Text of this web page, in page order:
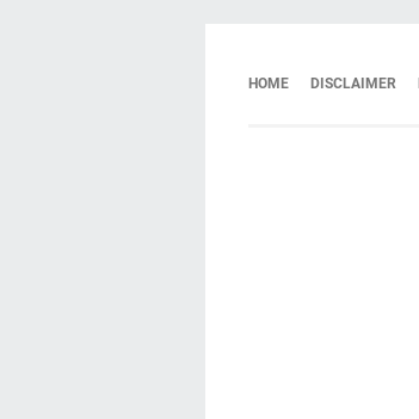
HOME DISCLAIMER